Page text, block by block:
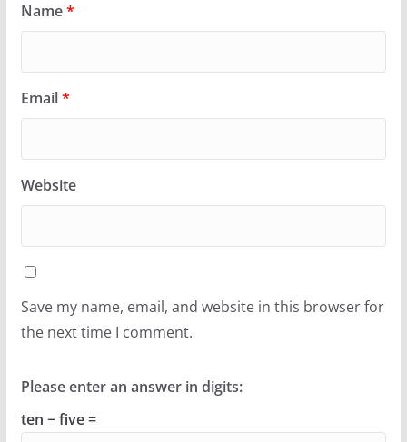
Name*
Email*
Website
Save my name, email, and website in this browser for
the next time I comment.
Please enter an answer in digits:
ten − five =